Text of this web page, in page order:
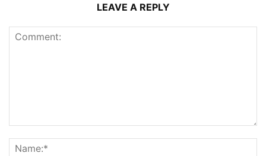
LEAVE A REPLY